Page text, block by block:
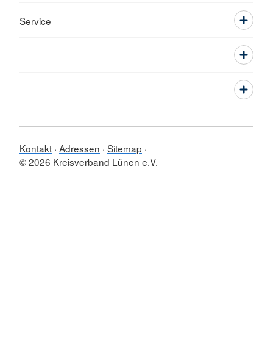
Service
Kontakt Adressen Sitemap
© 2026 Kreisverband Lünen e.V.